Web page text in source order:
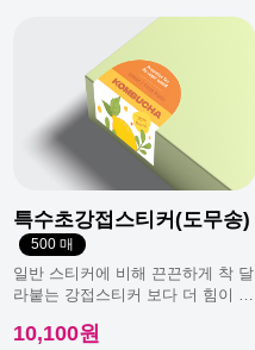
특수초강접스티커(도무송)
500 매
일반 스티커에 비해 끈끈하게 착 달
라붙는 강접스티커 보다 더 힘이 남
10,100원